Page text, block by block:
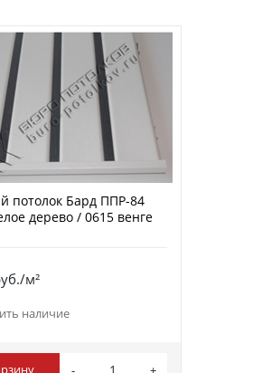
потолок Бард ППР-84
дерево / 0615 венге
м²
наличие